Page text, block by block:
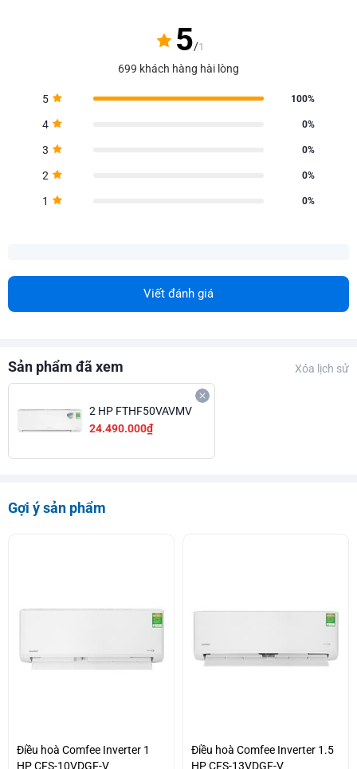
5/1
699 khách hàng hài lòng
5 100%
4 0%
3 0%
2 0%
1 0%
Viết đánh giá
Sản phẩm đã xem Xóa lịch sử
2 HP FTHF50VAVMV
24.490.000₫
Gợi ý sản phẩm
Điều hoà Comfee Inverter 1
HP CFS-10VDGF-V
Điều hoà Comfee Inverter 1.5
HP CFS-13VDGF-V